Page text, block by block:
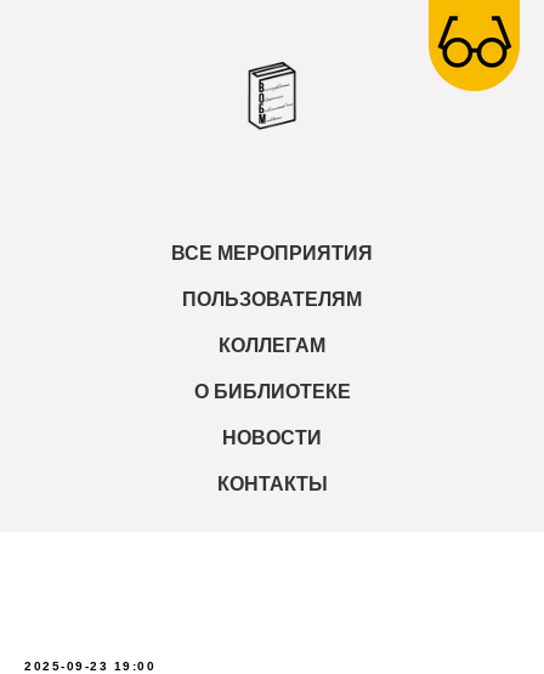
ВСЕ МЕРОПРИЯТИЯ
ПОЛЬЗОВАТЕЛЯМ
КОЛЛЕГАМ
О БИБЛИОТЕКЕ
НОВОСТИ
КОНТАКТЫ
2025-09-23 19:00